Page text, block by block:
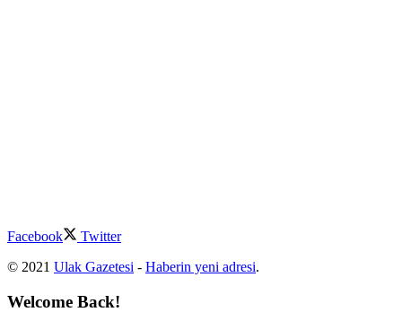
Facebook
Twitter
© 2021 Ulak Gazetesi - Haberin yeni adresi.
Welcome Back!